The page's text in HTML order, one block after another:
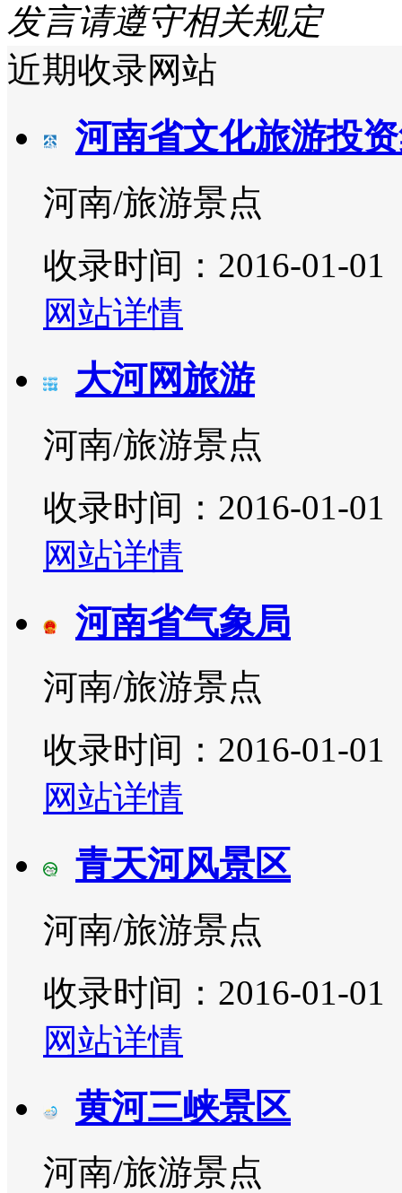
发言请遵守相关规定
近期收录网站
河南省文化旅游投
河南/旅游景点
收录时间：2016-01-01
网站详情
大河网旅游
河南/旅游景点
收录时间：2016-01-01
网站详情
河南省气象局
河南/旅游景点
收录时间：2016-01-01
网站详情
青天河风景区
河南/旅游景点
收录时间：2016-01-01
网站详情
黄河三峡景区
河南/旅游景点